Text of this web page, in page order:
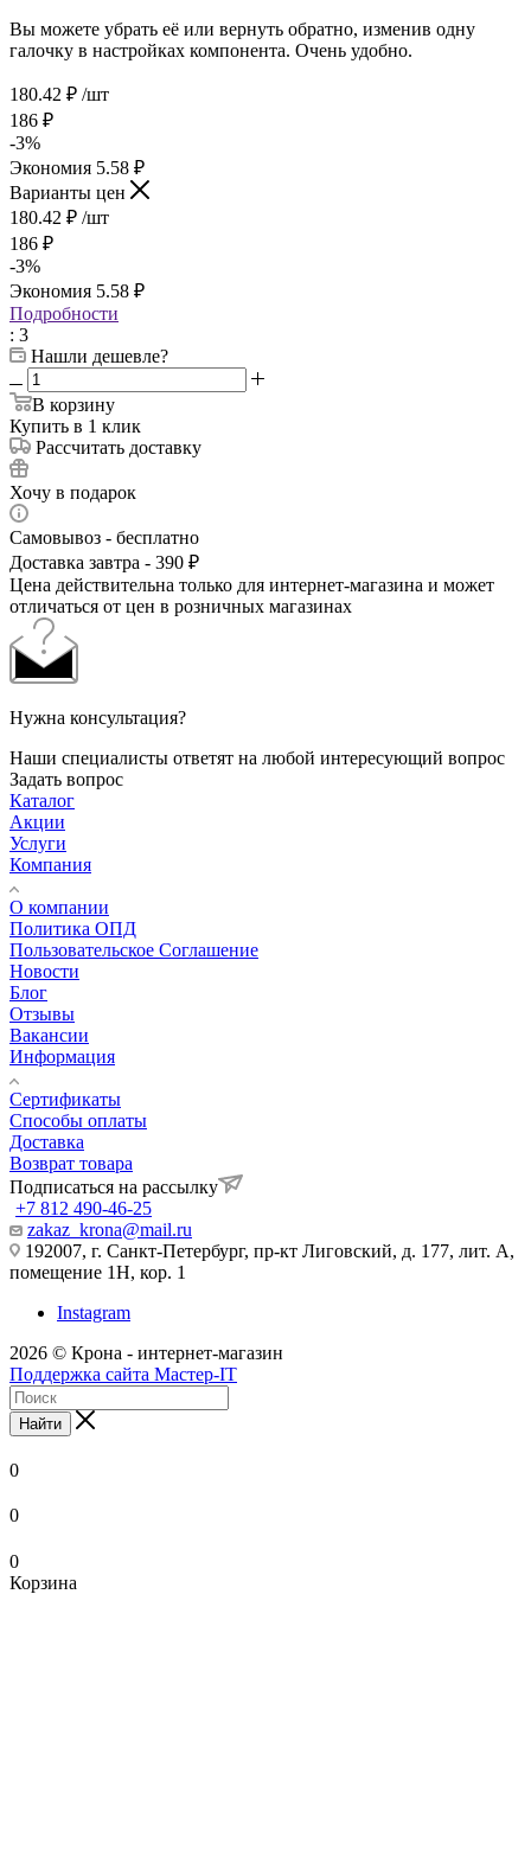
Вы можете убрать её или вернуть обратно, изменив одну
галочку в настройках компонента. Очень удобно.
180.42 ₽ /шт
186 ₽
-3%
Экономия 5.58 ₽
Варианты цен
180.42 ₽ /шт
186 ₽
-3%
Экономия 5.58 ₽
Подробности
: 3
Нашли дешевле?
В корзину
Купить в 1 клик
Рассчитать доставку
Хочу в подарок
Самовывоз - бесплатно
Доставка завтра - 390 ₽
Цена действительна только для интернет-магазина и может
отличаться от цен в розничных магазинах
Нужна консультация?
Наши специалисты ответят на любой интересующий вопрос
Задать вопрос
Каталог
Акции
Услуги
Компания
О компании
Политика ОПД
Пользовательское Соглашение
Новости
Блог
Отзывы
Вакансии
Информация
Сертификаты
Способы оплаты
Доставка
Возврат товара
Подписаться на рассылку
+7 812 490-46-25
zakaz_krona@mail.ru
192007, г. Санкт-Петербург, пр-кт Лиговский, д. 177, лит. А,
помещение 1Н, кор. 1
Instagram
2026 © Крона - интернет-магазин
Поддержка сайта Мастер-IT
Найти
0
0
0
Корзина